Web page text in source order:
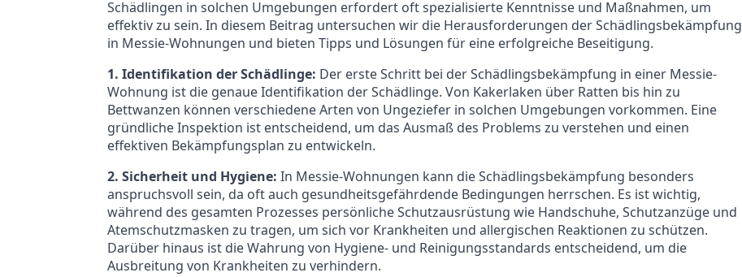
Schädlingen in solchen Umgebungen erfordert oft spezialisierte Kenntnisse und Maßnahmen, um
effektiv zu sein. In diesem Beitrag untersuchen wir die Herausforderungen der Schädlingsbekämpfung
in Messie-Wohnungen und bieten Tipps und Lösungen für eine erfolgreiche Beseitigung.
1. Identifikation der Schädlinge: Der erste Schritt bei der Schädlingsbekämpfung in einer Messie-
Wohnung ist die genaue Identifikation der Schädlinge. Von Kakerlaken über Ratten bis hin zu
Bettwanzen können verschiedene Arten von Ungeziefer in solchen Umgebungen vorkommen. Eine
gründliche Inspektion ist entscheidend, um das Ausmaß des Problems zu verstehen und einen
effektiven Bekämpfungsplan zu entwickeln.
2. Sicherheit und Hygiene: In Messie-Wohnungen kann die Schädlingsbekämpfung besonders
anspruchsvoll sein, da oft auch gesundheitsgefährdende Bedingungen herrschen. Es ist wichtig,
während des gesamten Prozesses persönliche Schutzausrüstung wie Handschuhe, Schutzanzüge und
Atemschutzmasken zu tragen, um sich vor Krankheiten und allergischen Reaktionen zu schützen.
Darüber hinaus ist die Wahrung von Hygiene- und Reinigungsstandards entscheidend, um die
Ausbreitung von Krankheiten zu verhindern.